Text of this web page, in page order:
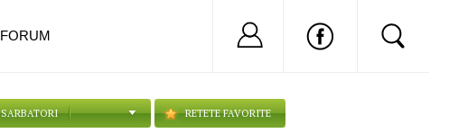
SARBATORI RETETE FAVORITE
FORUM Nu ai cont?